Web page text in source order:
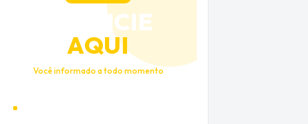
ANUNCIE
AQUI
Você informado a todo momento